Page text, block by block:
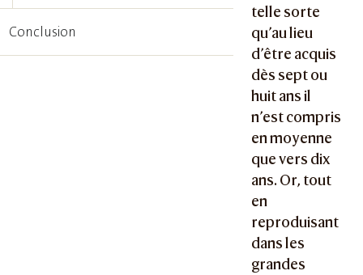
telle sorte
qu’au lieu
d’être acquis
dès sept ou
huit ans il
n’est compris
en moyenne
que vers dix
ans. Or, tout
en
reproduisant
dans les
grandes
Conclusion